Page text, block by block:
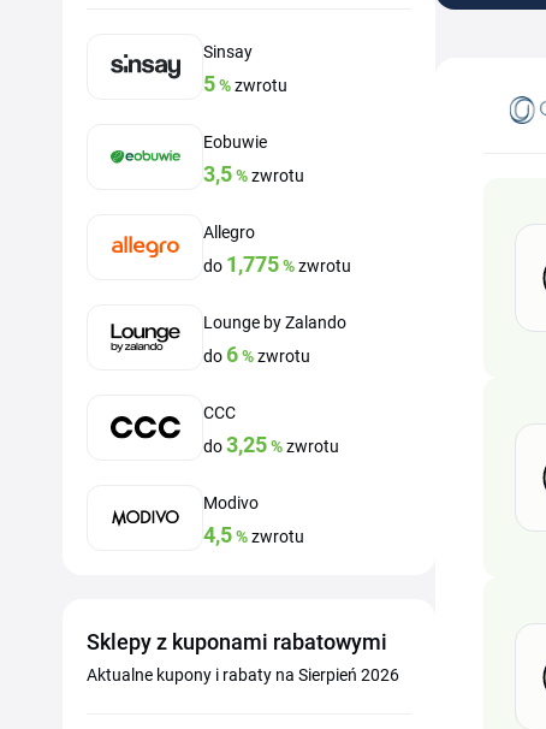
Sinsay
5%zwrotu
Eobuwie
3,5%zwrotu
Allegro
do 1,775%zwrotu
Lounge by Zalando
do 6%zwrotu
CCC
do3,25%zwrotu
Modivo
4,5%zwrotu
Sklepy z kuponami rabatowymi
Aktualne kupony i rabaty na Sierpień 2026